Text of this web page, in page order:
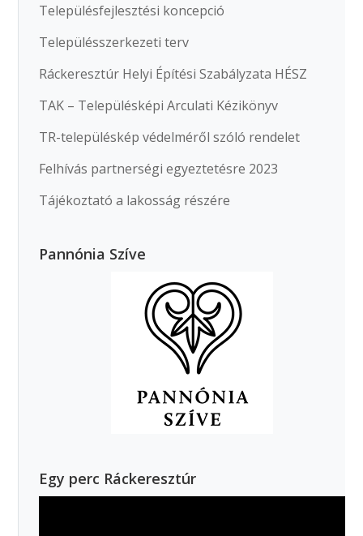
Településfejlesztési koncepció
Településszerkezeti terv
Ráckeresztúr Helyi Építési Szabályzata HÉSZ
TAK – Településképi Arculati Kézikönyv
TR-településkép védelméről szóló rendelet
Felhívás partnerségi egyeztetésre 2023
Tájékoztató a lakosság részére
Pannónia Szíve
Egy perc Ráckeresztúr